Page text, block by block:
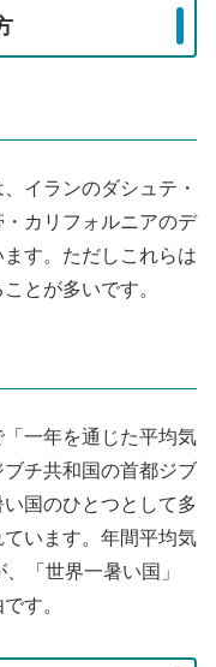
イランのダシュテ・
カリフォルニアのデ
す。ただしこれらは
とが多いです。
一年を通じた平均気
チ共和国の首都ジブ
国のひとつとして多
います。年間平均気
「世界一暑い国」
す。